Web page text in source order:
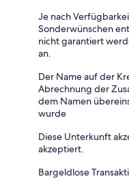
Je nach
Sonderwünschen
nicht garantiert
an.
Der Name auf der
Abrechnung der
dem Namen
wurde
Diese Unterkunft
akzeptiert.
Bargeldlose